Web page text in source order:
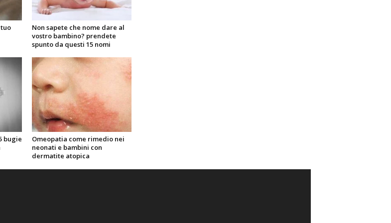
Non sapete che nome dare al
vostro bambino? prendete
spunto da questi 15 nomi
bugie
Omeopatia come rimedio nei
neonati e bambini con
dermatite atopica